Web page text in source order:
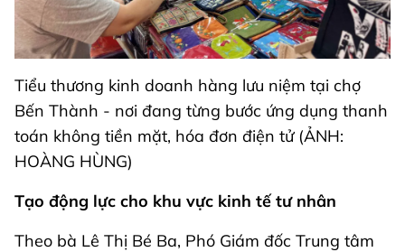
Tiểu thương kinh doanh hàng lưu niệm tại chợ
Bến Thành - nơi đang từng bước ứng dụng thanh
toán không tiền mặt, hóa đơn điện tử (ẢNH:
HOÀNG HÙNG)
Tạo động lực cho khu vực kinh tế tư nhân
Theo bà Lê Thị Bé Ba, Phó Giám đốc Trung tâm